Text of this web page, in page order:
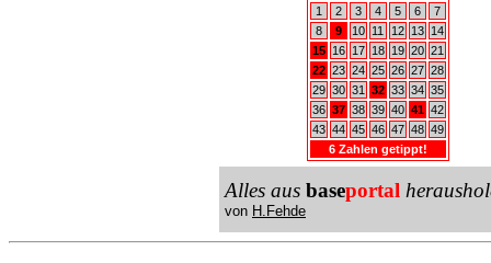
1
2 3 4 5 6
7
8
9 10 11 12 13
14
15
16 17 18 19 20 21
22 23 24 25 26 27 28
29 30 31 32 33 34 35
36 37 38 39 40 41 42
43 44 45 46 47 48 49
6 Zahlen getippt!
Alles aus baseportal
von H.Fehde